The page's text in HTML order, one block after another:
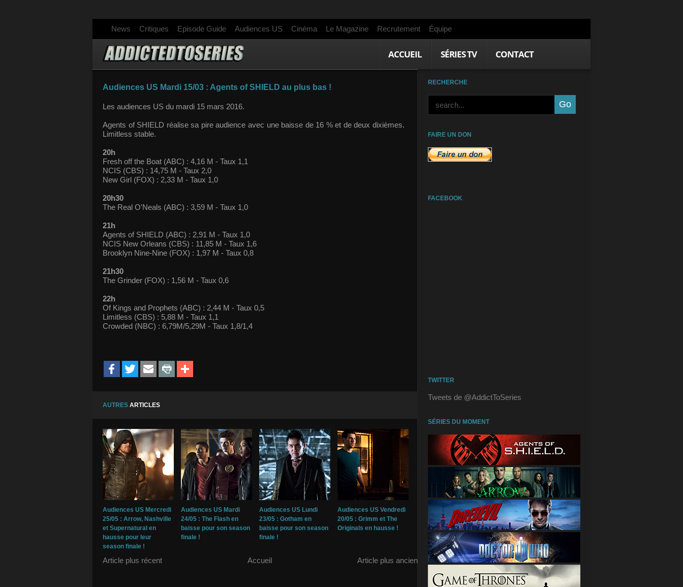
News Critiques Episode Guide Audiences US Cinéma Le Magazine Recrutement Équipe
ACCUEIL SÉRIES TV CONTACT
Audiences US Mardi 15/03 : Agents of SHIELD au plus bas !
Les audiences US du mardi 15 mars 2016.
Agents of SHIELD réalise sa pire audience avec une baisse de 16 % et de deux dixièmes.
Limitless stable.
20h
Fresh off the Boat (ABC) : 4,16 M - Taux 1,1
NCIS (CBS) : 14,75 M - Taux 2,0
New Girl (FOX) : 2,33 M - Taux 1,0
20h30
The Real O'Neals (ABC) : 3,59 M - Taux 1,0
21h
Agents of SHIELD (ABC) : 2,91 M - Taux 1,0
NCIS New Orleans (CBS) : 11,85 M - Taux 1,6
Brooklyn Nine-Nine (FOX) : 1,97 M - Taux 0,8
21h30
The Grinder (FOX) : 1,56 M - Taux 0,6
22h
Of Kings and Prophets (ABC) : 2,44 M - Taux 0,5
Limitless (CBS) : 5,88 M - Taux 1,1
Crowded (NBC) : 6,79M/5,29M - Taux 1,8/1,4
AUTRES ARTICLES
Audiences US Mercredi
25/05 : Arrow, Nashville
et Supernatural en
hausse pour leur
season finale !
Audiences US Mardi
24/05 : The Flash en
baisse pour son season
finale !
Audiences US Lundi
23/05 : Gotham en
baisse pour son season
finale !
Audiences US Vendredi
20/05 : Grimm et The
Originals en hausse !
Article plus récent Accueil Article plus ancien
RECHERCHE
FAIRE UN DON
FACEBOOK
TWITTER
Tweets de @AddictToSeries
SÉRIES DU MOMENT